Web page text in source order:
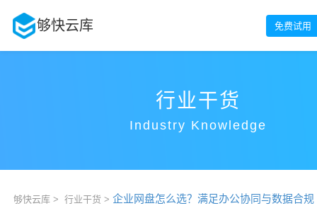
够快云库 免费试用
行业干货
Industry Knowledge
够快云库 > 行业干货 > 企业网盘怎么选？满足办公协同与数据合规